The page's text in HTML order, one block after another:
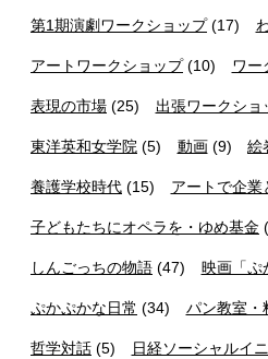
第1期演劇ワークショップ(17)
アートワークショップ(10) ワー
表現の市場 (25) 出張ワークショ
東洋英和女学院 (5) 動画(9) 絵
養護学校時代 (15) アートで企業
子どもたちにオペラを・ゆめ基金
しんごっちの物語 (47) 映画「ぷ
ぷかぷかな日常 (34) パン教室・
哲学対話 (5) 日経ソーシャルイ